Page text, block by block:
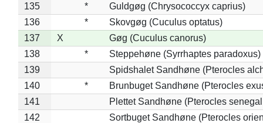
135
*
Guldgøg (Chrysococcyx caprius)
136
*
Skovgøg (Cuculus optatus)
137
X
Gøg (Cuculus canorus)
138
*
Steppehøne (Syrrhaptes paradoxus)
139
Spidshalet Sandhøne (Pterocles
140
*
Brunbuget Sandhøne (Pterocles
141
Plettet Sandhøne (Pterocles
142
Sortbuget Sandhøne (Pterocles